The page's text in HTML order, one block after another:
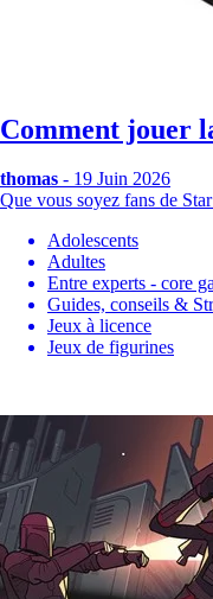
Comment jouer
thomas - 19 Juin 2026
Que vous soyez fans de
Adolescents
Adultes
Entre experts - core
Guides, conseils &
Jeux à licence
Jeux de figurines